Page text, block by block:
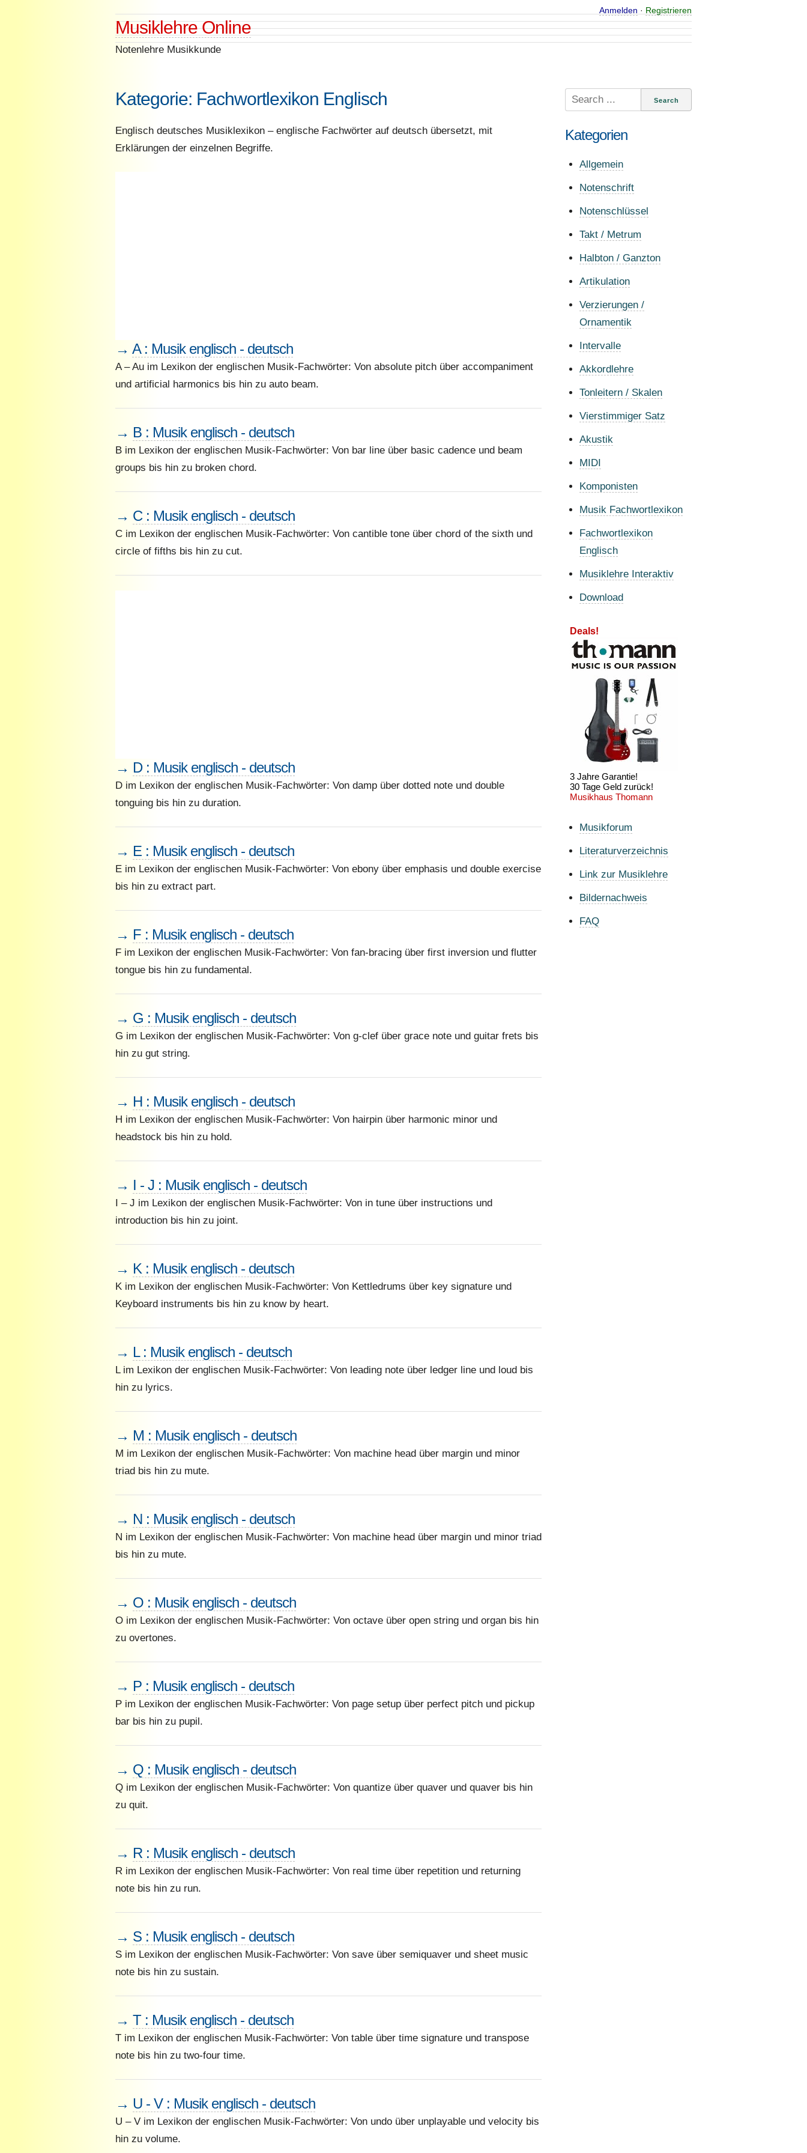
Musiklehre Online
Notenlehre Musikkunde
Anmelden · Registrieren
Kategorie: Fachwortlexikon Englisch
Englisch deutsches Musiklexikon – englische Fachwörter auf deutsch übersetzt, mit
Erklärungen der einzelnen Begriffe.
→ A : Musik englisch - deutsch
A – Au im Lexikon der englischen Musik-Fachwörter: Von absolute pitch über accompaniment
und artificial harmonics bis hin zu auto beam.
→ B : Musik englisch - deutsch
B im Lexikon der englischen Musik-Fachwörter: Von bar line über basic cadence und beam
groups bis hin zu broken chord.
→ C : Musik englisch - deutsch
C im Lexikon der englischen Musik-Fachwörter: Von cantible tone über chord of the sixth und
circle of fifths bis hin zu cut.
→ D : Musik englisch - deutsch
D im Lexikon der englischen Musik-Fachwörter: Von damp über dotted note und double
tonguing bis hin zu duration.
→ E : Musik englisch - deutsch
E im Lexikon der englischen Musik-Fachwörter: Von ebony über emphasis und double exercise
bis hin zu extract part.
→ F : Musik englisch - deutsch
F im Lexikon der englischen Musik-Fachwörter: Von fan-bracing über first inversion und flutter
tongue bis hin zu fundamental.
→ G : Musik englisch - deutsch
G im Lexikon der englischen Musik-Fachwörter: Von g-clef über grace note und guitar frets bis
hin zu gut string.
→ H : Musik englisch - deutsch
H im Lexikon der englischen Musik-Fachwörter: Von hairpin über harmonic minor und
headstock bis hin zu hold.
→ I - J : Musik englisch - deutsch
I – J im Lexikon der englischen Musik-Fachwörter: Von in tune über instructions und
introduction bis hin zu joint.
→ K : Musik englisch - deutsch
K im Lexikon der englischen Musik-Fachwörter: Von Kettledrums über key signature und
Keyboard instruments bis hin zu know by heart.
→ L : Musik englisch - deutsch
L im Lexikon der englischen Musik-Fachwörter: Von leading note über ledger line und loud bis
hin zu lyrics.
→ M : Musik englisch - deutsch
M im Lexikon der englischen Musik-Fachwörter: Von machine head über margin und minor
triad bis hin zu mute.
→ N : Musik englisch - deutsch
N im Lexikon der englischen Musik-Fachwörter: Von machine head über margin und minor triad
bis hin zu mute.
→ O : Musik englisch - deutsch
O im Lexikon der englischen Musik-Fachwörter: Von octave über open string und organ bis hin
zu overtones.
→ P : Musik englisch - deutsch
P im Lexikon der englischen Musik-Fachwörter: Von page setup über perfect pitch und pickup
bar bis hin zu pupil.
→ Q : Musik englisch - deutsch
Q im Lexikon der englischen Musik-Fachwörter: Von quantize über quaver und quaver bis hin
zu quit.
→ R : Musik englisch - deutsch
R im Lexikon der englischen Musik-Fachwörter: Von real time über repetition und returning
note bis hin zu run.
→ S : Musik englisch - deutsch
S im Lexikon der englischen Musik-Fachwörter: Von save über semiquaver und sheet music
note bis hin zu sustain.
→ T : Musik englisch - deutsch
T im Lexikon der englischen Musik-Fachwörter: Von table über time signature und transpose
note bis hin zu two-four time.
→ U - V : Musik englisch - deutsch
U – V im Lexikon der englischen Musik-Fachwörter: Von undo über unplayable und velocity bis
hin zu volume.
Search
for:
Kategorien
Allgemein
Notenschrift
Notenschlüssel
Takt / Metrum
Halbton / Ganzton
Artikulation
Verzierungen /
Ornamentik
Intervalle
Akkordlehre
Tonleitern / Skalen
Vierstimmiger Satz
Akustik
MIDI
Komponisten
Musik Fachwortlexikon
Fachwortlexikon
Englisch
Musiklehre Interaktiv
Download
Musikforum
Literaturverzeichnis
Link zur Musiklehre
Bildernachweis
FAQ